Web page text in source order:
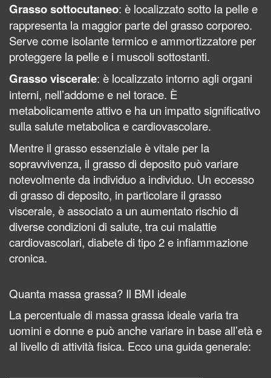
Grasso sottocutaneo: è localizzato sotto la pelle e
rappresenta la maggior parte del grasso corporeo.
Serve come isolante termico e ammortizzatore per
proteggere la pelle e i muscoli sottostanti.
Grasso viscerale: è localizzato intorno agli organi
interni, nell’addome e nel torace. È
metabolicamente attivo e ha un impatto significativo
sulla salute metabolica e cardiovascolare.
Mentre il grasso essenziale è vitale per la
sopravvivenza, il grasso di deposito può variare
notevolmente da individuo a individuo. Un eccesso
di grasso di deposito, in particolare il grasso
viscerale, è associato a un aumentato rischio di
diverse condizioni di salute, tra cui malattie
cardiovascolari, diabete di tipo 2 e infiammazione
cronica.
Quanta massa grassa? Il BMI ideale
La percentuale di massa grassa ideale varia tra
uomini e donne e può anche variare in base all’età e
al livello di attività fisica. Ecco una guida generale: